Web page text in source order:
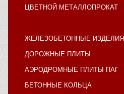
ЦВЕТНОЙ МЕТАЛЛОПРОКАТ
ЖЕЛЕЗОБЕТОННЫЕ ИЗДЕЛИЯ
ДОРОЖНЫЕ ПЛИТЫ
АЭРОДРОМНЫЕ ПЛИТЫ ПАГ
БЕТОННЫЕ КОЛЬЦА